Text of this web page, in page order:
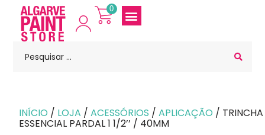
0
INÍCIO / LOJA /ACESSÓRIOS /APLICAÇÃO / TRINCHA
ESSENCIAL PARDAL 1 1/2’’ / 40MM